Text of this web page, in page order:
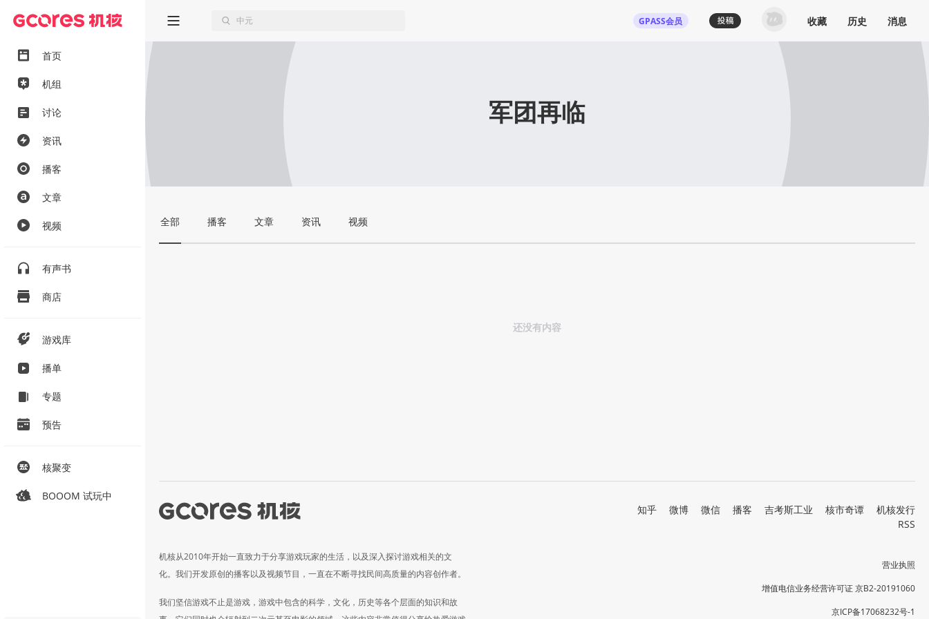
首页
机组
讨论
资讯
播客
文章
视频
有声书
商店
游戏库
播单
专题
预告
核聚变
BOOOM 试玩中
GPASS会员 收藏 历史 消息
军团再临
全部 播客 文章 资讯 视频
还没有内容
机核从2010年开始一直致力于分享游戏玩家的生活，以及深入探讨游戏相关的文
化。我们开发原创的播客以及视频节目，一直在不断寻找民间高质量的内容创作者。
我们坚信游戏不止是游戏，游戏中包含的科学，文化，历史等各个层面的知识和故
知乎 微博 微信 播客 吉考斯工业 核市奇谭
机核发行
RSS
营业执照
增值电信业务经营许可证 京B2-20191060
京ICP备17068232号-1